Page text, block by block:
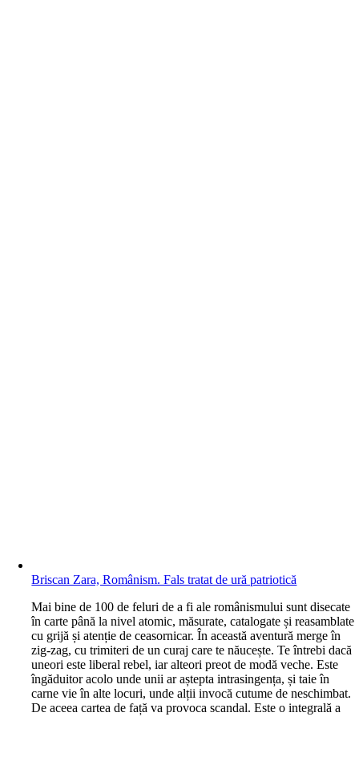
Briscan Zara, Românism. Fals tratat de ură patriotică
Mai bine de 100 de feluri de a fi ale românismului sunt disecate
în carte până la nivel atomic, măsurate, catalogate și reasamblate
cu grijă și atenție de ceasornicar. În această aventură merge în
zig-zag, cu trimiteri de un curaj care te năucește. Te întrebi dacă
uneori este liberal rebel, iar alteori preot de modă veche. Este
îngăduitor acolo unde unii ar aștepta intrasingența, și taie în
carne vie în alte locuri, unde alții invocă cutume de neschimbat.
De aceea cartea de față va provoca scandal. Este o integrală a